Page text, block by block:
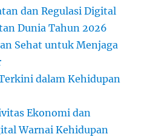
dan Regulasi Digital
Dunia Tahun 2026
Sehat untuk Menjaga
dalam Kehidupan
Ekonomi dan
Warnai Kehidupan